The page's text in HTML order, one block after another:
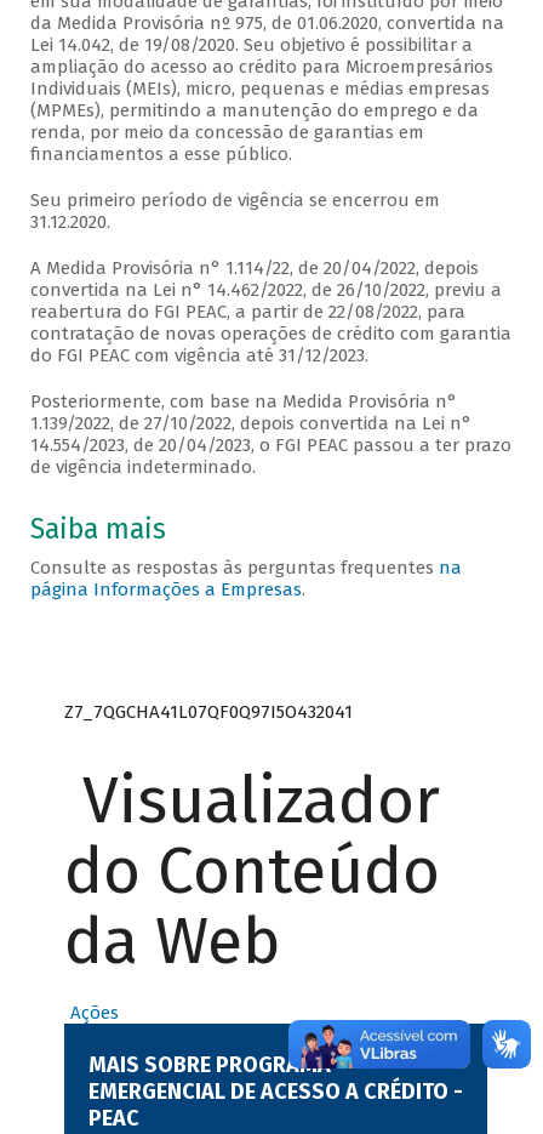
da Medida Provisória nº 975, de 01.06.2020, convertida na
Lei 14.042, de 19/08/2020. Seu objetivo é possibilitar a
ampliação do acesso ao crédito para Microempresários
Individuais (MEIs), micro, pequenas e médias empresas
(MPMEs), permitindo a manutenção do emprego e da
renda, por meio da concessão de garantias em
financiamentos a esse público.
Seu primeiro período de vigência se encerrou em
31.12.2020.
A Medida Provisória n° 1.114/22, de 20/04/2022, depois
convertida na Lei n° 14.462/2022, de 26/10/2022, previu a
reabertura do FGI PEAC, a partir de 22/08/2022, para
contratação de novas operações de crédito com garantia
do FGI PEAC com vigência até 31/12/2023.
Posteriormente, com base na Medida Provisória n°
1.139/2022, de 27/10/2022, depois convertida na Lei n°
14.554/2023, de 20/04/2023, o FGI PEAC passou a ter prazo
de vigência indeterminado.
Saiba mais
Consulte as respostas às perguntas frequentes na
página Informações a Empresas.
Z7_7QGCHA41L07QF0Q97I5O432041
Visualizador
do Conteúdo
da Web
Ações
MAIS SOBRE PROGRAMA
EMERGENCIAL DE ACESSO A CRÉDITO -
PEAC